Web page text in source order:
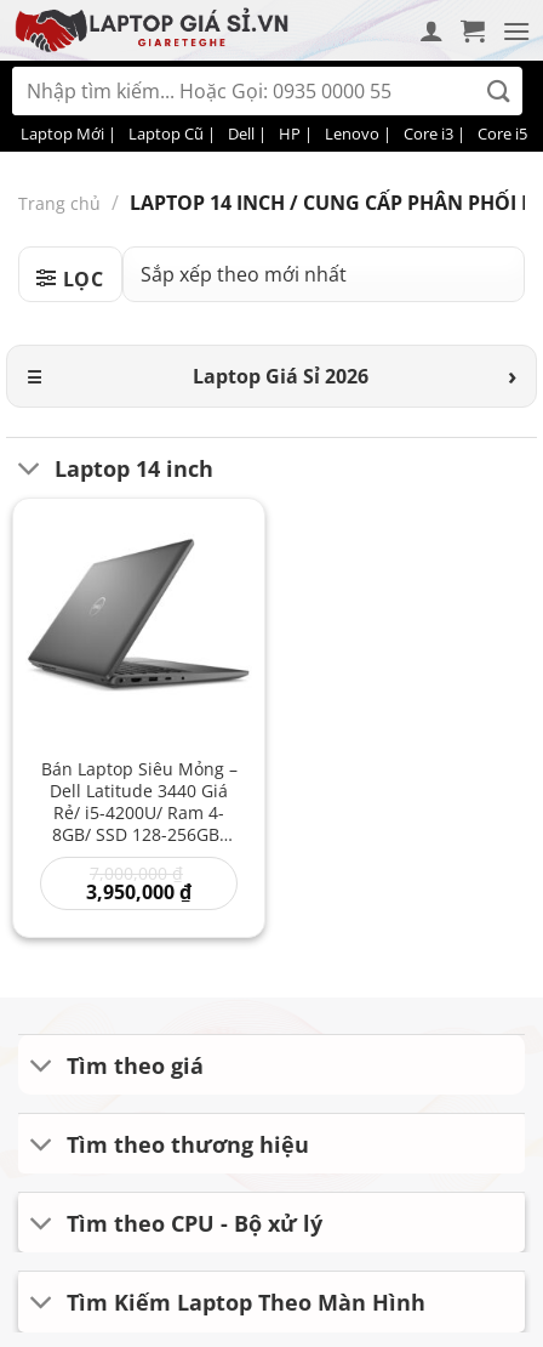
Bỏ
qua
nội
dung
Tìm
kiếm:
Laptop Mới | Laptop Cũ | Dell | HP | Lenovo | Core i3 | Core i5 |
Trang chủ / LAPTOP 14 INCH / CUNG CẤP PHÂN PHỐI
LỌC
Laptop Giá Sỉ 2026
Laptop 14 inch
Bán Laptop Siêu Mỏng –
Dell Latitude 3440 Giá
Rẻ/ i5-4200U/ Ram 4-
8GB/ SSD 128-256GB/
Laptop Văn Phòng/ Thời
Trang/ Laptop Dell Đẹp
Giá Rẻ
7,000,000₫
gốc
là:
3,950,000₫Giá
hiện
là:
Tìm theo giá
Tìm theo thương hiệu
Tìm theo CPU - Bộ xử lý
Tìm Kiếm Laptop Theo Màn Hình